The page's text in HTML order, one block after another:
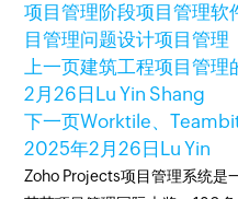
项目管理阶段项目管理软
目管理问题设计项目管理
上一页建筑工程项目管理
2月26日 Lu Yin Shang
下一页Worktile、
2025年2月26日 Lu Yin
Zoho Projects项目管理系统是